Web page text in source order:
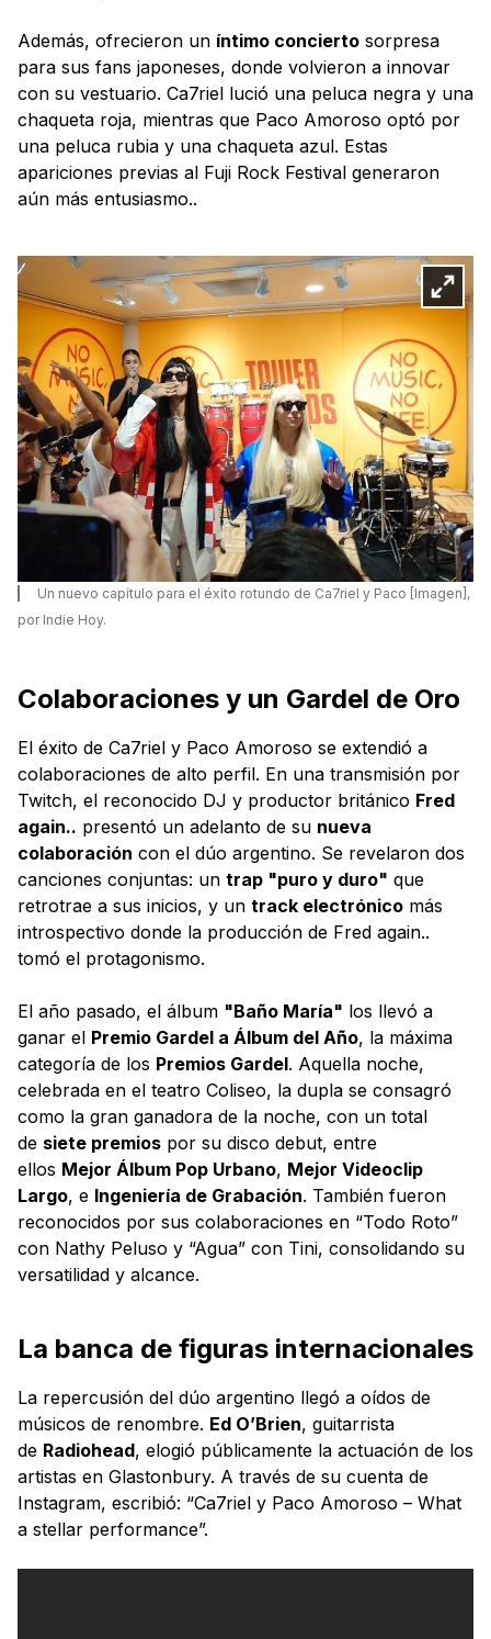
Además, ofrecieron un íntimo concierto sorpresa
para sus fans japoneses, donde volvieron a innovar
con su vestuario. Ca7riel lució una peluca negra y una
chaqueta roja, mientras que Paco Amoroso optó por
una peluca rubia y una chaqueta azul. Estas
apariciones previas al Fuji Rock Festival generaron
aún más entusiasmo..
Un nuevo capítulo para el éxito rotundo de Ca7riel y Paco [Imagen],
por Indie Hoy.
Colaboraciones y un Gardel de Oro
El éxito de Ca7riel y Paco Amoroso se extendió a
colaboraciones de alto perfil. En una transmisión por
Twitch, el reconocido DJ y productor británico Fred
again.. presentó un adelanto de su nueva
colaboración con el dúo argentino. Se revelaron dos
canciones conjuntas: un trap "puro y duro" que
retrotrae a sus inicios, y un track electrónico más
introspectivo donde la producción de Fred again..
tomó el protagonismo.
El año pasado, el álbum "Baño María" los llevó a
ganar el Premio Gardel a Álbum del Año, la máxima
categoría de los Premios Gardel. Aquella noche,
celebrada en el teatro Coliseo, la dupla se consagró
como la gran ganadora de la noche, con un total
de siete premios por su disco debut, entre
ellos Mejor Álbum Pop Urbano, Mejor Videoclip
Largo, e Ingeniería de Grabación. También fueron
reconocidos por sus colaboraciones en “Todo Roto”
con Nathy Peluso y “Agua” con Tini, consolidando su
versatilidad y alcance.
La banca de figuras internacionales
La repercusión del dúo argentino llegó a oídos de
músicos de renombre. Ed O’Brien, guitarrista
de Radiohead, elogió públicamente la actuación de los
artistas en Glastonbury. A través de su cuenta de
Instagram, escribió: “Ca7riel y Paco Amoroso – What
a stellar performance”.